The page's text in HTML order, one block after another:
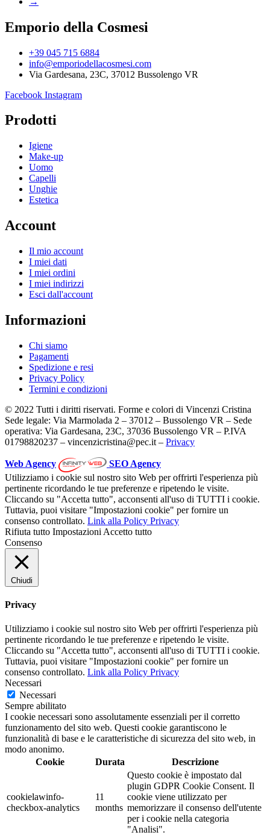
Emporio della Cosmesi
+39 045 715 6884
info@emporiodellacosmesi.com
Via Gardesana, 23C, 37012 Bussolengo VR
Facebook Instagram
Prodotti
Igiene
Make-up
Uomo
Capelli
Unghie
Estetica
Account
Il mio account
I miei dati
I miei ordini
I miei indirizzi
Esci dall'account
Informazioni
Chi siamo
Pagamenti
Spedizione e resi
Privacy Policy
Termini e condizioni
© 2022 Tutti i diritti riservati. Forme e colori di Vincenzi Cristina
Sede legale: Via Marmolada 2 – 37012 – Bussolengo VR – Sede
operativa: Via Gardesana, 23C, 37036 Bussolengo VR – P.IVA
01798820237 – vincenzicristina@pec.it – Privacy
Web Agency
SEO Agency
Utilizziamo i cookie sul nostro sito Web per offrirti l'esperienza più
pertinente ricordando le tue preferenze e ripetendo le visite.
Cliccando su "Accetta tutto", acconsenti all'uso di TUTTI i cookie.
Tuttavia, puoi visitare "Impostazioni cookie" per fornire un
consenso controllato. Link alla Policy Privacy
Rifiuta tutto Impostazioni Accetto tutto
Consenso
Chiudi
Privacy
Utilizziamo i cookie sul nostro sito Web per offrirti l'esperienza più
pertinente ricordando le tue preferenze e ripetendo le visite.
Cliccando su "Accetta tutto", acconsenti all'uso di TUTTI i cookie.
Tuttavia, puoi visitare "Impostazioni cookie" per fornire un
consenso controllato. Link alla Policy Privacy
Necessari
Necessari
Sempre abilitato
I cookie necessari sono assolutamente essenziali per il corretto
funzionamento del sito web. Questi cookie garantiscono le
funzionalità di base e le caratteristiche di sicurezza del sito web, in
modo anonimo.
Cookie
Durata Descrizione
cookielawinfo-
checkbox-analytics
11
months
Questo cookie è impostato dal
plugin GDPR Cookie Consent. Il
cookie viene utilizzato per
memorizzare il consenso dell'utente
per i cookie nella categoria
"Analisi".